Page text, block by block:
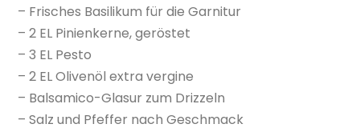
– Frisches Basilikum für die Garnitur
– 2 EL Pinienkerne, geröstet
– 3 EL Pesto
– 2 EL Olivenöl extra vergine
– Balsamico-Glasur zum Drizzeln
– Salz und Pfeffer nach Geschmack